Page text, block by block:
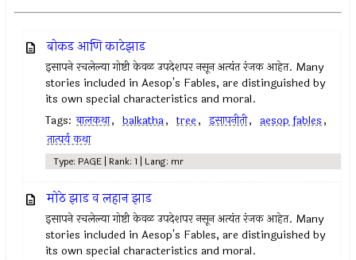
बोकड आणि काटेझाड
इसापने रचलेल्या गोष्टी केवळ उपदेशपर नसून अत्यंत रंजक आहेत. Many
stories included in Aesop's Fables, are distinguished by
its own special characteristics and moral.
Tags: बालकथा, balkatha, tree, इसापनीती, aesop fables,
तात्पर्य कथा
Type: PAGE | Rank: 1 | Lang: mr
मोठे झाड व लहान झाड
इसापने रचलेल्या गोष्टी केवळ उपदेशपर नसून अत्यंत रंजक आहेत. Many
stories included in Aesop's Fables, are distinguished by
its own special characteristics and moral.